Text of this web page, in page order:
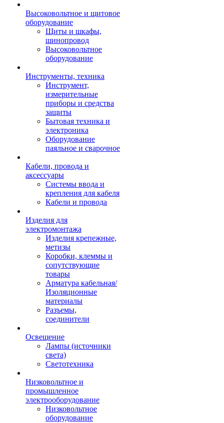
Высоковольтное и щитовое
оборудование
Щиты и шкафы,
шинопровод
Высоковольтное
оборудование
Инструменты, техника
Инструмент,
измерительные
приборы и средства
защиты
Бытовая техника и
электроника
Оборудование
паяльное и сварочное
Кабели, провода и
аксессуары
Системы ввода и
крепления для кабеля
Кабели и провода
Изделия для
электромонтажа
Изделия крепежные,
метизы
Коробки, клеммы и
сопутствующие
товары
Арматура кабельная/
Изоляционные
материалы
Разъемы,
соединители
Освещение
Лампы (источники
света)
Светотехника
Низковольтное и
промышленное
электрооборудование
Низковольтное
оборудование